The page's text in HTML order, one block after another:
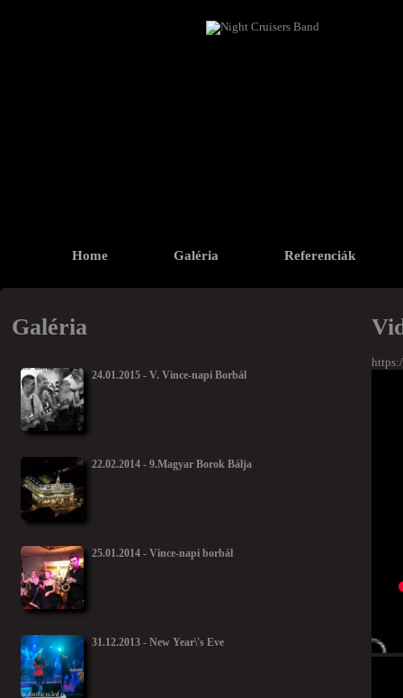
Home Galéria Referenciák
Galéria
24.01.2015 - V. Vince-napi Borbál
22.02.2014 - 9.Magyar Borok Bálja
25.01.2014 - Vince-napi borbál
31.12.2013 - New Year\'s Eve